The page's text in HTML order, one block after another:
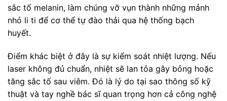
sắc tố melanin, làm chúng vỡ vụn thành những mảnh
nhỏ li ti để cơ thể tự đào thải qua hệ thống bạch
huyết.
Điểm khác biệt ở đây là sự kiểm soát nhiệt lượng. Nếu
laser không đủ chuẩn, nhiệt sẽ lan tỏa gây bỏng hoặc
tăng sắc tố sau viêm. Đó là lý do tại sao thông số kỹ
thuật và tay nghề bác sĩ quan trọng hơn cả công nghệ